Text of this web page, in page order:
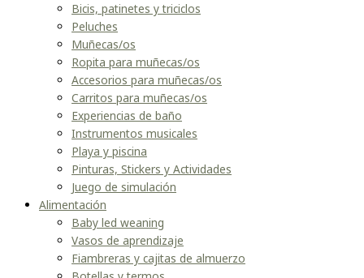
Bicis, patinetes y triciclos
Peluches
Muñecas/os
Ropita para muñecas/os
Accesorios para muñecas/os
Carritos para muñecas/os
Experiencias de baño
Instrumentos musicales
Playa y piscina
Pinturas, Stickers y Actividades
Juego de simulación
Alimentación
Baby led weaning
Vasos de aprendizaje
Fiambreras y cajitas de almuerzo